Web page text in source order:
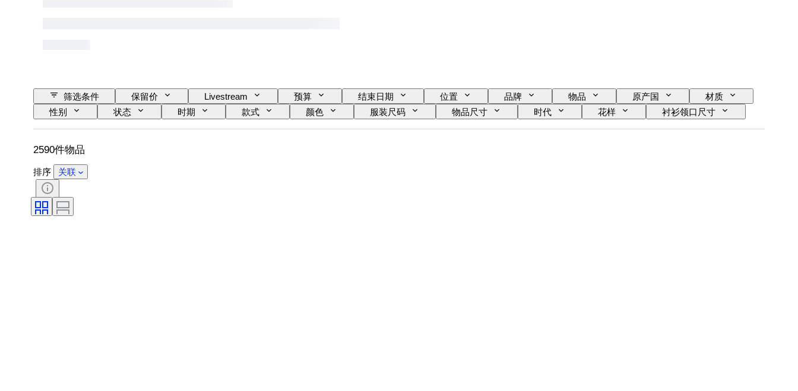
筛选条件 保留价 Livestream 预算 结束日期 位置 品牌 物品 原产国
材质
性别
状态 时期 款式 颜色 服装尺码 物品尺寸 时代 花样
衬衫领口尺寸
带配件
鞋尺码
2590件物品
排序 关联